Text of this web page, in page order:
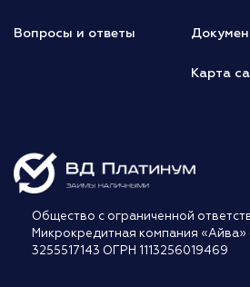
Вопросы и ответы
Карта
Общество с ограниченной
Микрокредитная компания
3255517143 ОГРН 1113256019469